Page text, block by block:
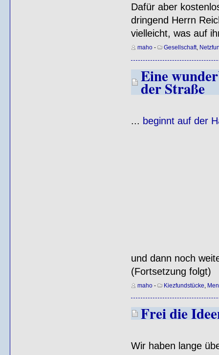
Dafür aber
dringend Herrn
vielleicht, was auf
maho- Gesellschaft,
Eine
der Straße
... beginnt auf der
und dann noch
(Fortsetzung folgt)
maho- Kiezfundstücke
Frei die
Wir haben lange